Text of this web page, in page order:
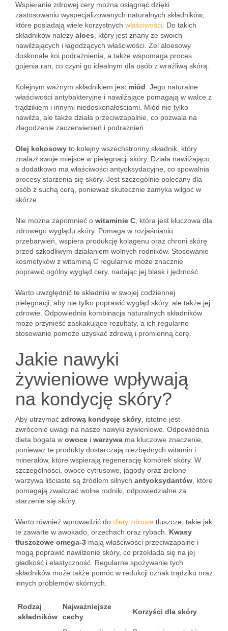
Wspieranie zdrowej cery można osiągnąć dzięki
zastosowaniu wyspecjalizowanych naturalnych składników,
które posiadają wiele korzystnych właściwości . Do takich
składników należy aloes , który jest znany ze swoich
nawilżających i łagodzących właściwości. Żel aloesowy
doskonale koi podrażnienia, a także wspomaga proces
gojenia ran, co czyni go idealnym dla osób z wrażliwą skórą.
Kolejnym ważnym składnikiem jest miód . Jego naturalne
właściwości antybakteryjne i nawilżające pomagają w walce z
trądzikiem i innymi niedoskonałościami. Miód nie tylko
nawilża, ale także działa przeciwzapalnie, co pozwala na
złagodzenie zaczerwienień i podrażnień.
Olej kokosowy to kolejny wszechstronny składnik, który
znalazł swoje miejsce w pielęgnacji skóry. Działa nawilżająco,
a dodatkowo ma właściwości antyoksydacyjne, co spowalnia
procesy starzenia się skóry. Jest szczególnie polecany dla
osób z suchą cerą, ponieważ skutecznie zamyka wilgoć w
skórze.
Nie można zapomnieć o witaminie C , która jest kluczowa dla
zdrowego wyglądu skóry. Pomaga w rozjaśnianiu
przebarwień, wspiera produkcję kolagenu oraz chroni skórę
przed szkodliwym działaniem wolnych rodników. Stosowanie
kosmetyków z witaminą C regularnie może znacznie
poprawić ogólny wygląd cery, nadając jej blask i jędrność.
Warto uwzględnić te składniki w swojej codziennej
pielęgnacji, aby nie tylko poprawić wygląd skóry, ale także jej
zdrowie. Odpowiednia kombinacja naturalnych składników
może przynieść zaskakujące rezultaty, a ich regularne
stosowanie pomoże uzyskać zdrową i promienną cerę.
Jakie nawyki
żywieniowe wpływają
na kondycję skóry?
Aby utrzymać zdrową kondycję skóry , istotne jest
zwrócenie uwagi na nasze nawyki żywieniowe. Odpowiednia
dieta bogata w owoce i warzywa ma kluczowe znaczenie,
ponieważ te produkty dostarczają niezbędnych witamin i
minerałów, które wspierają regenerację komórek skóry. W
szczególności, owoce cytrusowe, jagody oraz zielone
warzywa liściaste są źródłem silnych antyoksydantów , które
pomagają zwalczać wolne rodniki, odpowiedzialne za
starzenie się skóry.
Warto również wprowadzić do diety zdrowe tłuszcze, takie jak
te zawarte w awokado, orzechach oraz rybach. Kwasy
tłuszczowe omega-3 mają właściwości przeciwzapalne i
mogą poprawić nawilżenie skóry, co przekłada się na jej
gładkość i elastyczność. Regularne spożywanie tych
składników może także pomóc w redukcji oznak trądziku oraz
innych problemów skórnych.
Rodzaj
składników
Najważniejsze
cechy
Korzyści dla skóry